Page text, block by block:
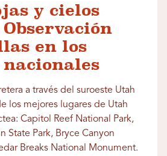
y cielos
en los
a través del suroeste Utah
los mejores lugares de Utah
Capitol Reef National Park,
State Park, Bryce Canyon
Breaks National Monument.